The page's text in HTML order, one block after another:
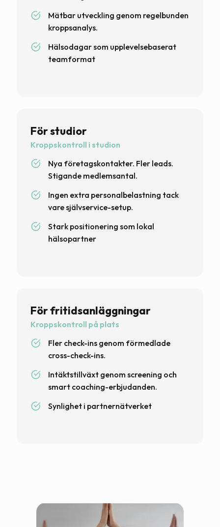
Mätbar utveckling genom regelbunden
kroppsanalys.
Hälsodagar som upplevelsebaserat
teamformat
För studior
Kroppskontroll i studion
Nya företagskontakter. Fler leads.
Stigande medlemsantal.
Ingen extra personalbelastning tack
vare självservice-setup.
Stark positionering som lokal
hälsopartner
För fritidsanläggningar
Kroppskontroll på plats
Fler check-ins genom förmedlade
cross-check-ins.
Intäktstillväxt genom screening och
smart coaching-erbjudanden.
Synlighet i partnernätverket